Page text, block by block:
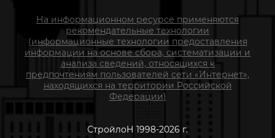
На информационном ресурсе применяются
рекомендательные технологии
(информационные технологии предоставления
информации на основе сбора, систематизации и
анализа сведений, относящихся к
предпочтениям пользователей сети «Интернет»,
находящихся на территории Российской
Федерации)
СтройлоН 1998-2026 г.